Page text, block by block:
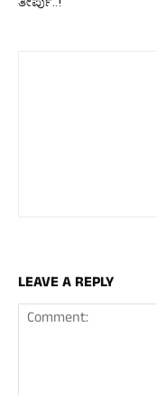
LEAVE A REPLY